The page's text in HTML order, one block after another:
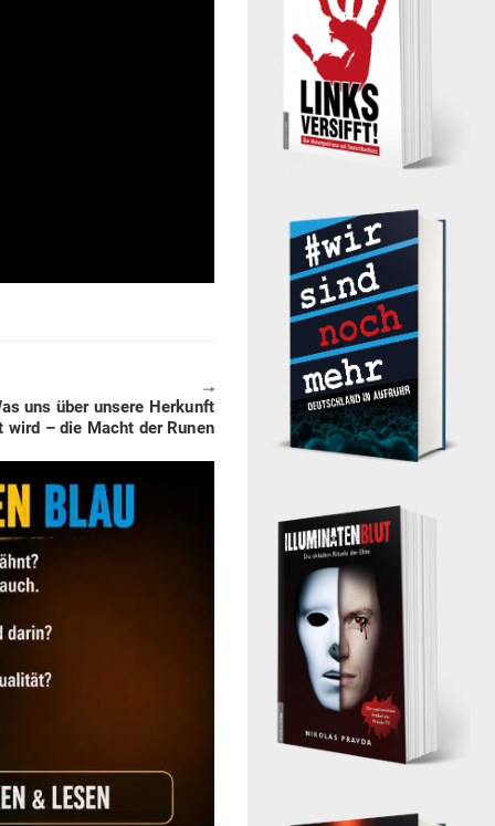
🠖
uns über unsere Her­kunft
wird – die Macht der Runen